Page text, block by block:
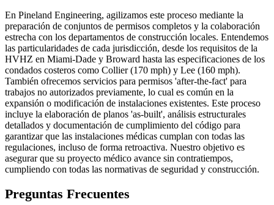
En Pineland Engineering, agilizamos este proceso mediante la
preparación de conjuntos de permisos completos y la colaboración
estrecha con los departamentos de construcción locales. Entendemos
las particularidades de cada jurisdicción, desde los requisitos de la
HVHZ en Miami-Dade y Broward hasta las especificaciones de los
condados costeros como Collier (170 mph) y Lee (160 mph).
También ofrecemos servicios para permisos 'after-the-fact' para
trabajos no autorizados previamente, lo cual es común en la
expansión o modificación de instalaciones existentes. Este proceso
incluye la elaboración de planos 'as-built', análisis estructurales
detallados y documentación de cumplimiento del código para
garantizar que las instalaciones médicas cumplan con todas las
regulaciones, incluso de forma retroactiva. Nuestro objetivo es
asegurar que su proyecto médico avance sin contratiempos,
cumpliendo con todas las normativas de seguridad y construcción.
Preguntas Frecuentes